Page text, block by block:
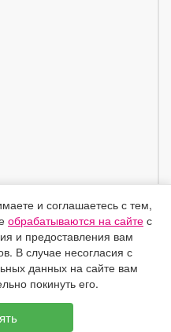
и соглашаетесь с тем,
обрабатываются на сайте с
и предоставления вам
В случае несогласия с
данных на сайте вам
покинуть его.